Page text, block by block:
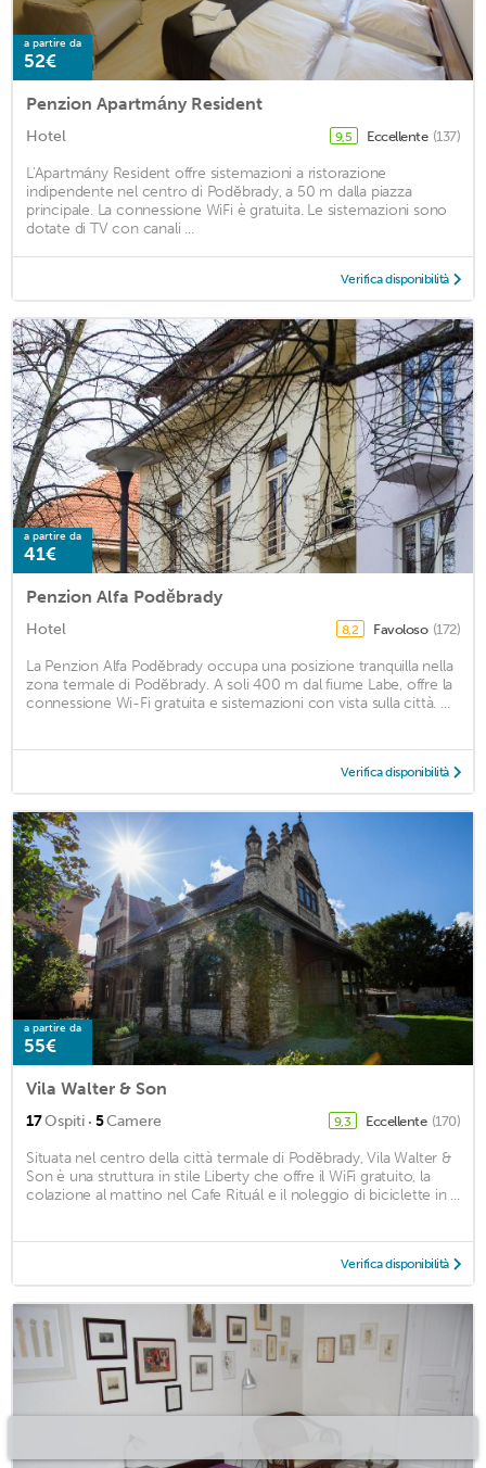
a partire da
52€
Penzion Apartmány Resident
Hotel 9,5 Eccellente (137)
L'Apartmány Resident offre sistemazioni a ristorazione
indipendente nel centro di Poděbrady, a 50 m dalla piazza
principale. La connessione WiFi è gratuita. Le sistemazioni sono
dotate di TV con canali ...
Verifica disponibilità
a partire da
41€
Penzion Alfa Poděbrady
Hotel 8,2 Favoloso (172)
La Penzion Alfa Poděbrady occupa una posizione tranquilla nella
zona termale di Poděbrady. A soli 400 m dal fiume Labe, offre la
connessione Wi-Fi gratuita e sistemazioni con vista sulla città. ...
Verifica disponibilità
a partire da
55€
Vila Walter & Son
17Ospiti · 5Camere 9,3 Eccellente (170)
Situata nel centro della città termale di Poděbrady, Vila Walter &
Son è una struttura in stile Liberty che offre il WiFi gratuito, la
colazione al mattino nel Cafe Rituál e il noleggio di biciclette in ...
Verifica disponibilità